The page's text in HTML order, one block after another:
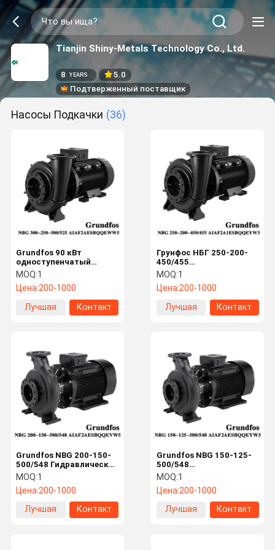
Tianjin Shiny-Metals Technology Co., Ltd.
8 YEARS
5.0
Подтверженный поставщик
Насосы Подкачки (36)
Grundfos 90 кВт
одноступенчатый
центробежный насос
высокого напора с
выходным диаметром
MOQ:1
Цена:200-1000
Лучшая
Контакт
Грунфос НБГ 250-200-
450/455
Несамонагревательный
одноступенчатый
вольтовый
центробежный
водопроводный насос
высокого потока
MOQ:1
Цена:200-1000
Лучшая
Контакт
Grundfos NBG 200-150-
500/548 Гидравлические
сельскохозяйственные
водяные насосы для
сельскохозяйственного
муниципального
водоснабжения
MOQ:1
Цена:200-1000
Лучшая
Контакт
Grundfos NBG 150-125-
500/548
Крайнесасывающие
одноступенчатые
насосы для повышения
давления воды
MOQ:1
Цена:200-1000
Лучшая
Контакт